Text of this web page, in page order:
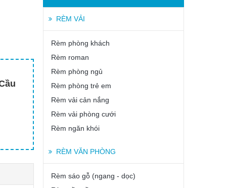
RÈM VẢI
Rèm phòng khách
Rèm roman
Rèm phòng ngủ
Rèm phòng trẻ em
Rèm vải cản nắng
Rèm vải phòng cưới
Rèm ngăn khói
RÈM VĂN PHÒNG
Rèm sáo gỗ (ngang - dọc)